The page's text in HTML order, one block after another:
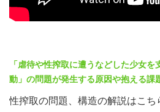
「虐待や性搾取に遭うなどした少女
動」の問題が発生する原因や抱える課
性搾取の問題、構造の解説はこち